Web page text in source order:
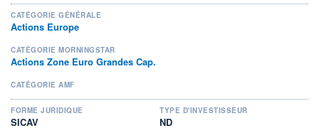
CATÉGORIE GÉNÉRALE
Actions Europe
CATÉGORIE MORNINGSTAR
Actions Zone Euro Grandes Cap.
CATÉGORIE AMF
FORME JURIDIQUE
SICAV
TYPE D'INVESTISSEUR
ND